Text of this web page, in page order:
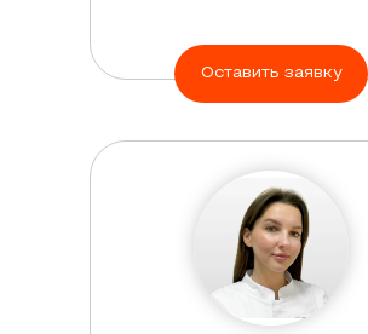
Оставить заявку